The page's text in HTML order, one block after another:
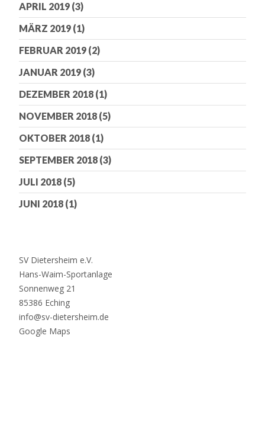
APRIL 2019 (3)
MÄRZ 2019 (1)
FEBRUAR 2019 (2)
JANUAR 2019 (3)
DEZEMBER 2018 (1)
NOVEMBER 2018 (5)
OKTOBER 2018 (1)
SEPTEMBER 2018 (3)
JULI 2018 (5)
JUNI 2018 (1)
SV Dietersheim e.V.
Hans-Waim-Sportanlage
Sonnenweg 21
85386 Eching
info@sv-dietersheim.de
Google Maps